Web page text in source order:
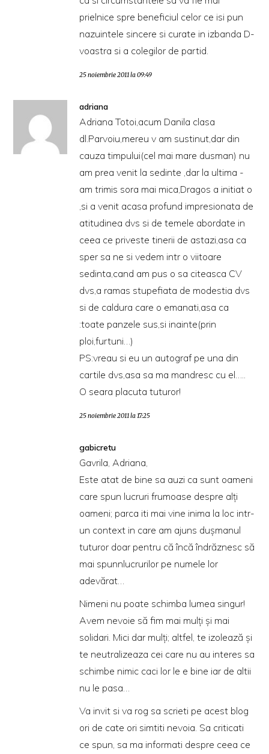
prielnice spre beneficiul celor ce isi pun
nazuintele sincere si curate in izbanda D-
voastra si a colegilor de partid.
25 noiembrie 2011 la 09:49
adriana
Adriana Totoi,acum Danila clasa
dl.Parvoiu,mereu v am sustinut,dar din
cauza timpului(cel mai mare dusman) nu
am prea venit la sedinte ,dar la ultima -
am trimis sora mai mica,Dragos a initiat o
,si a venit acasa profund impresionata de
atitudinea dvs si de temele abordate in
ceea ce priveste tinerii de astazi,asa ca
sper sa ne si vedem intr o viitoare
sedinta,cand am pus o sa citeasca CV
dvs,a ramas stupefiata de modestia dvs
si de caldura care o emanati,asa ca
:toate panzele sus,si inainte(prin
ploi,furtuni…)
PS:vreau si eu un autograf pe una din
cartile dvs,asa sa ma mandresc cu el…..
O seara placuta tuturor!
25 noiembrie 2011 la 17:25
gabicretu
Gavrila, Adriana,
Este atat de bine sa auzi ca sunt oameni
care spun lucruri frumoase despre alți
oameni; parca iti mai vine inima la loc intr-
un context in care am ajuns dușmanul
tuturor doar pentru că încă îndrăznesc să
mai spunnlucrurilor pe numele lor
adevărat…
Nimeni nu poate schimba lumea singur!
Avem nevoie să fim mai mulți și mai
solidari. Mici dar mulți; altfel, te izolează și
te neutralizeaza cei care nu au interes sa
schimbe nimic caci lor le e bine iar de altii
nu le pasa…
Va invit si va rog sa scrieti pe acest blog
ori de cate ori simtiti nevoia. Sa criticati
ce spun, sa ma informati despre ceea ce